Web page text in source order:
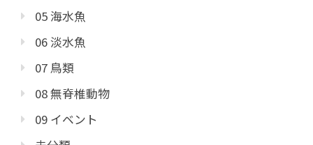
05 海水魚
06 淡水魚
07 鳥類
08 無脊椎動物
09 イベント